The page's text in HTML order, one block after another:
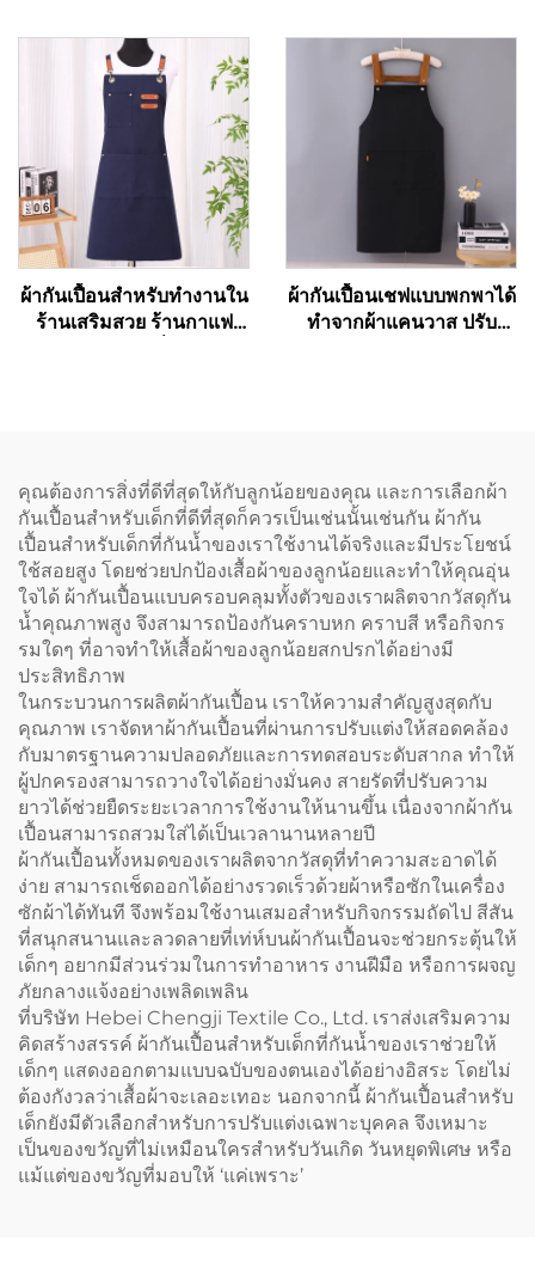
พนักงานเสิร์ฟ ผ้ากันเปื้อน
ครัวพื้นฐานราคาถูกสำหรับ
วันหยุด แบบติดอก ผลิตจาก
วัสดุอินทรีย์ ใช้สำหรับวาด
พร้อมกระเป๋า
ผ้ากันเปื้อนสำหรับทำงานใน
ร้านเสริมสวย ร้านกาแฟ
ผ้ากันเปื้อนเชฟแบบพกพาได้
ทำจากผ้าแคนวาส ปรับ
คุณต้องการสิ่งที่ดีที่สุดให้กับลูกน้อยของคุณ และการเลือกผ้า
กันเปื้อนสำหรับเด็กที่ดีที่สุดก็ควรเป็นเช่นนั้นเช่นกัน ผ้ากัน
เปื้อนสำหรับเด็กที่กันน้ำของเราใช้งานได้จริงและมีประโยชน์
ใช้สอยสูง โดยช่วยปกป้องเสื้อผ้าของลูกน้อยและทำให้คุณอุ่น
ใจได้ ผ้ากันเปื้อนแบบครอบคลุมทั้งตัวของเราผลิตจากวัสดุกัน
น้ำคุณภาพสูง จึงสามารถป้องกันคราบหก คราบสี หรือกิจกร
รมใดๆ ที่อาจทำให้เสื้อผ้าของลูกน้อยสกปรกได้อย่างมี
ประสิทธิภาพ
ในกระบวนการผลิตผ้ากันเปื้อน เราให้ความสำคัญสูงสุดกับ
คุณภาพ เราจัดหาผ้ากันเปื้อนที่ผ่านการปรับแต่งให้สอดคล้อง
กับมาตรฐานความปลอดภัยและการทดสอบระดับสากล ทำให้
ผู้ปกครองสามารถวางใจได้อย่างมั่นคง สายรัดที่ปรับความ
ยาวได้ช่วยยืดระยะเวลาการใช้งานให้นานขึ้น เนื่องจากผ้ากัน
เปื้อนสามารถสวมใส่ได้เป็นเวลานานหลายปี
ผ้ากันเปื้อนทั้งหมดของเราผลิตจากวัสดุที่ทำความสะอาดได้
ง่าย สามารถเช็ดออกได้อย่างรวดเร็วด้วยผ้าหรือซักในเครื่อง
ซักผ้าได้ทันที จึงพร้อมใช้งานเสมอสำหรับกิจกรรมถัดไป สีสัน
ที่สนุกสนานและลวดลายที่เท่ห์บนผ้ากันเปื้อนจะช่วยกระตุ้นให้
เด็กๆ อยากมีส่วนร่วมในการทำอาหาร งานฝีมือ หรือการผจญ
ภัยกลางแจ้งอย่างเพลิดเพลิน
ที่บริษัท Hebei Chengji Textile Co., Ltd. เราส่งเสริมความ
คิดสร้างสรรค์ ผ้ากันเปื้อนสำหรับเด็กที่กันน้ำของเราช่วยให้
เด็กๆ แสดงออกตามแบบฉบับของตนเองได้อย่างอิสระ โดยไม่
ต้องกังวลว่าเสื้อผ้าจะเลอะเทอะ นอกจากนี้ ผ้ากันเปื้อนสำหรับ
เด็กยังมีตัวเลือกสำหรับการปรับแต่งเฉพาะบุคคล จึงเหมาะ
เป็นของขวัญที่ไม่เหมือนใครสำหรับวันเกิด วันหยุดพิเศษ หรือ
แม้แต่ของขวัญที่มอบให้ ‘แค่เพราะ’